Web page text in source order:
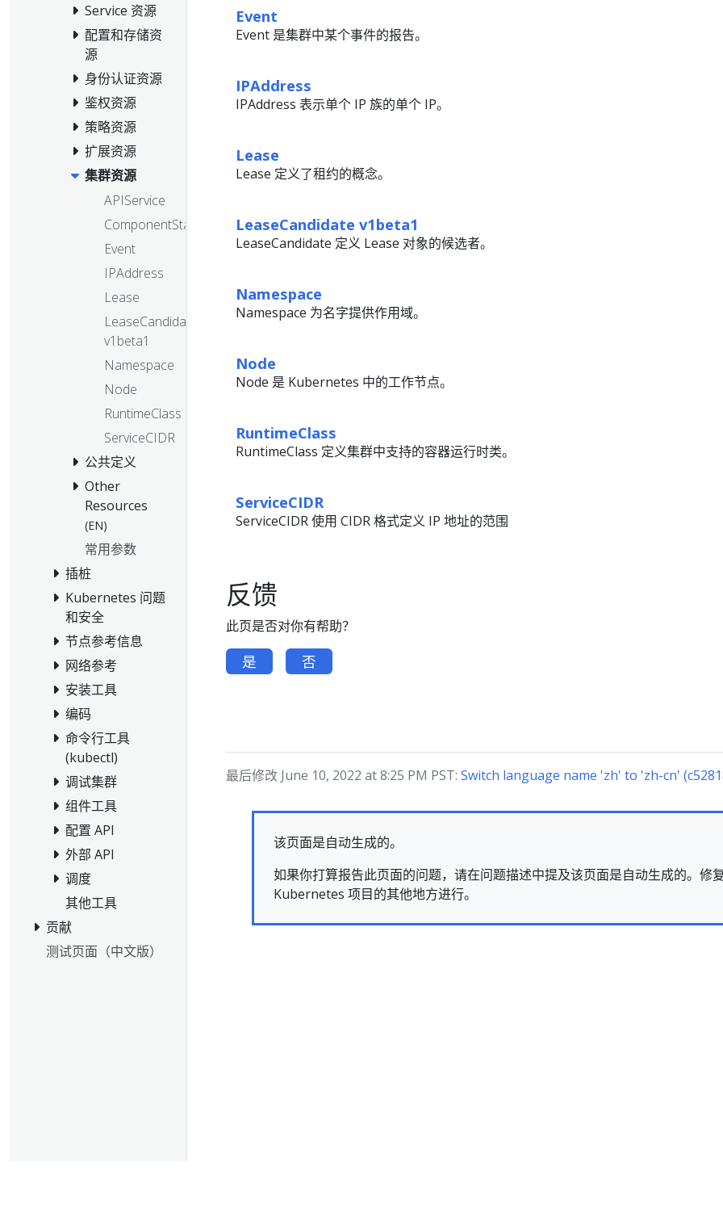
Service 资源
配置和存储资
源
身份认证资源
鉴权资源
策略资源
扩展资源
集群资源
APIService
ComponentStatus
Event
IPAddress
Lease
LeaseCandidate
v1beta1
Namespace
Node
RuntimeClass
ServiceCIDR
公共定义
Other
Resources
(EN)
常用参数
插桩
Kubernetes 问题
和安全
节点参考信息
网络参考
安装工具
编码
命令行工具
(kubectl)
调试集群
组件工具
配置 API
外部 API
调度
其他工具
贡献
测试页面（中文版）
Event
Event 是集群中某个事件的报告。
IPAddress
IPAddress 表示单个 IP 族的单个 IP。
Lease
Lease 定义了租约的概念。
LeaseCandidate v1beta1
LeaseCandidate 定义 Lease 对象的候选者。
Namespace
Namespace 为名字提供作用域。
Node
Node 是 Kubernetes 中的工作节点。
RuntimeClass
RuntimeClass 定义集群中支持的容器运行时类。
ServiceCIDR
ServiceCIDR 使用 CIDR 格式定义 IP 地址的范围
反馈
此页是否对你有帮助？
是 否
最后修改 June 10, 2022 at 8:25 PM PST: Switch language name 'zh' to 'zh-cn'
该页面是自动生成的。
如果你打算报告此页面的问题，请在问题描述中提及该页面是自动生成的。修
Kubernetes 项目的其他地方进行。